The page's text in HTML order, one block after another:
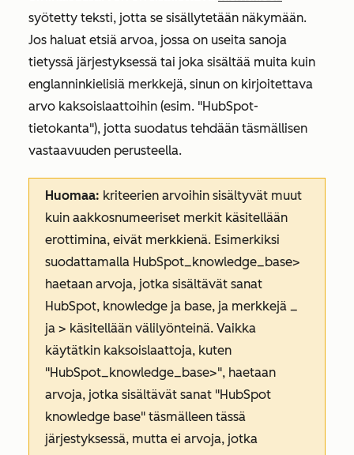
syötetty teksti, jotta se sisällytetään näkymään.
Jos haluat etsiä arvoa, jossa on useita sanoja
tietyssä järjestyksessä tai joka sisältää muita kuin
englanninkielisiä merkkejä, sinun on kirjoitettava
arvo kaksoislaattoihin (esim. "HubSpot-
tietokanta"), jotta suodatus tehdään täsmällisen
vastaavuuden perusteella.
Huomaa: kriteerien arvoihin sisältyvät muut
kuin aakkosnumeeriset merkit käsitellään
erottimina, eivät merkkienä. Esimerkiksi
suodattamalla HubSpot_knowledge_base>
haetaan arvoja, jotka sisältävät sanat
HubSpot, knowledge ja base, ja merkkejä _
ja > käsitellään välilyönteinä. Vaikka
käytätkin kaksoislaattoja, kuten
"HubSpot_knowledge_base>", haetaan
arvoja, jotka sisältävät sanat "HubSpot
knowledge base" täsmälleen tässä
järjestyksessä, mutta ei arvoja, jotka